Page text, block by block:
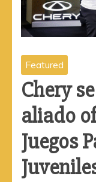
Featured
Chery
aliado
Juegos